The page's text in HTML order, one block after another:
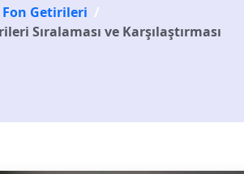
Fon Getirileri /
Sıralaması ve Karşılaştırması